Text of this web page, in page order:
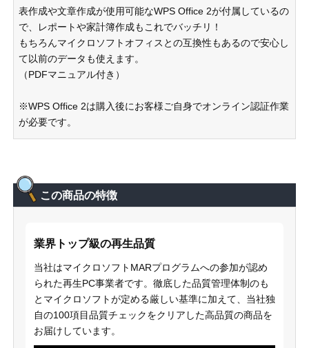
表作成や文章作成が使用可能なWPS Office 2が付属しているの
で、レポートや家計簿作成もこれでバッチリ！
もちろんマイクロソフトオフィスとの互換性もあるので安心し
て以前のデータも使えます。
（PDFマニュアル付き）
※WPS Office 2は購入後にお客様ご自身でオンライン認証作業
が必要です。
この商品の特徴
業界トップ級の再生品質
当社はマイクロソフトMARプログラムへの参加が認め
られた再生PC事業者です。徹底した品質管理体制のも
とマイクロソフトが定める厳しい基準に加えて、当社独
自の100項目品質チェックをクリアした高品質の商品を
お届けしています。